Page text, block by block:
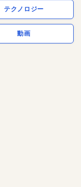
テクノロジー
動画